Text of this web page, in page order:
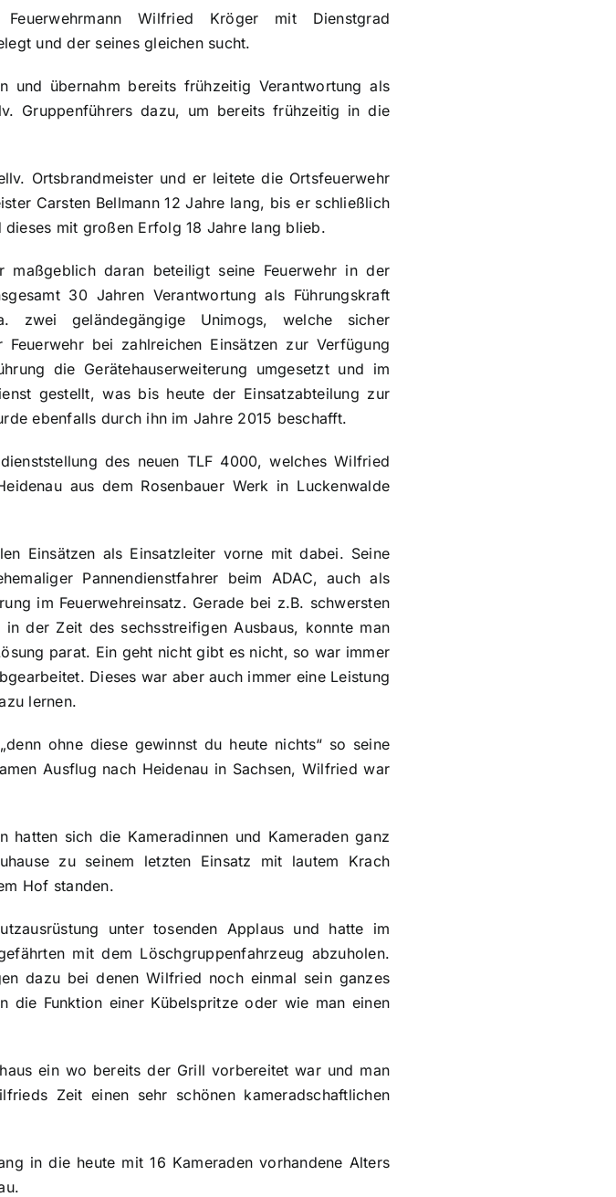
Wilfried Kröger mit Dienstgrad
und der seines gleichen sucht.
übernahm bereits frühzeitig Verantwortung als
Gruppenführers dazu, um bereits frühzeitig in die
Ortsbrandmeister und er leitete die Ortsfeuerwehr
Carsten Bellmann 12 Jahre lang, bis er schließlich
mit großen Erfolg 18 Jahre lang blieb.
daran beteiligt seine Feuerwehr in der
30 Jahren Verantwortung als Führungskraft
zwei geländegängige Unimogs, welche sicher
bei zahlreichen Einsätzen zur Verfügung
die Gerätehauserweiterung umgesetzt und im
gestellt, was bis heute der Einsatzabteilung zur
ebenfalls durch ihn im Jahre 2015 beschafft.
des neuen TLF 4000, welches Wilfried
aus dem Rosenbauer Werk in Luckenwalde
Einsätzen als Einsatzleiter vorne mit dabei. Seine
Pannendienstfahrer beim ADAC, auch als
im Feuerwehreinsatz. Gerade bei z.B. schwersten
der Zeit des sechsstreifigen Ausbaus, konnte man
parat. Ein geht nicht gibt es nicht, so war immer
Dieses war aber auch immer eine Leistung
lernen.
ohne diese gewinnst du heute nichts“ so seine
Ausflug nach Heidenau in Sachsen, Wilfried war
hatten sich die Kameradinnen und Kameraden ganz
zu seinem letzten Einsatz mit lautem Krach
Hof standen.
unter tosenden Applaus und hatte im
mit dem Löschgruppenfahrzeug abzuholen.
dazu bei denen Wilfried noch einmal sein ganzes
die Funktion einer Kübelspritze oder wie man einen
ein wo bereits der Grill vorbereitet war und man
Zeit einen sehr schönen kameradschaftlichen
in die heute mit 16 Kameraden vorhandene Alters